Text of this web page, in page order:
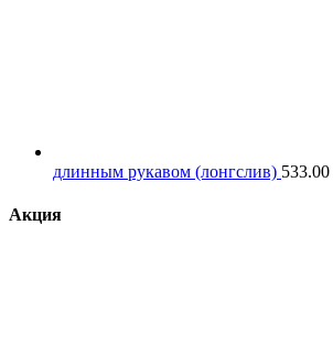
длинным рукавом (лонгслив) 533.00
Акция